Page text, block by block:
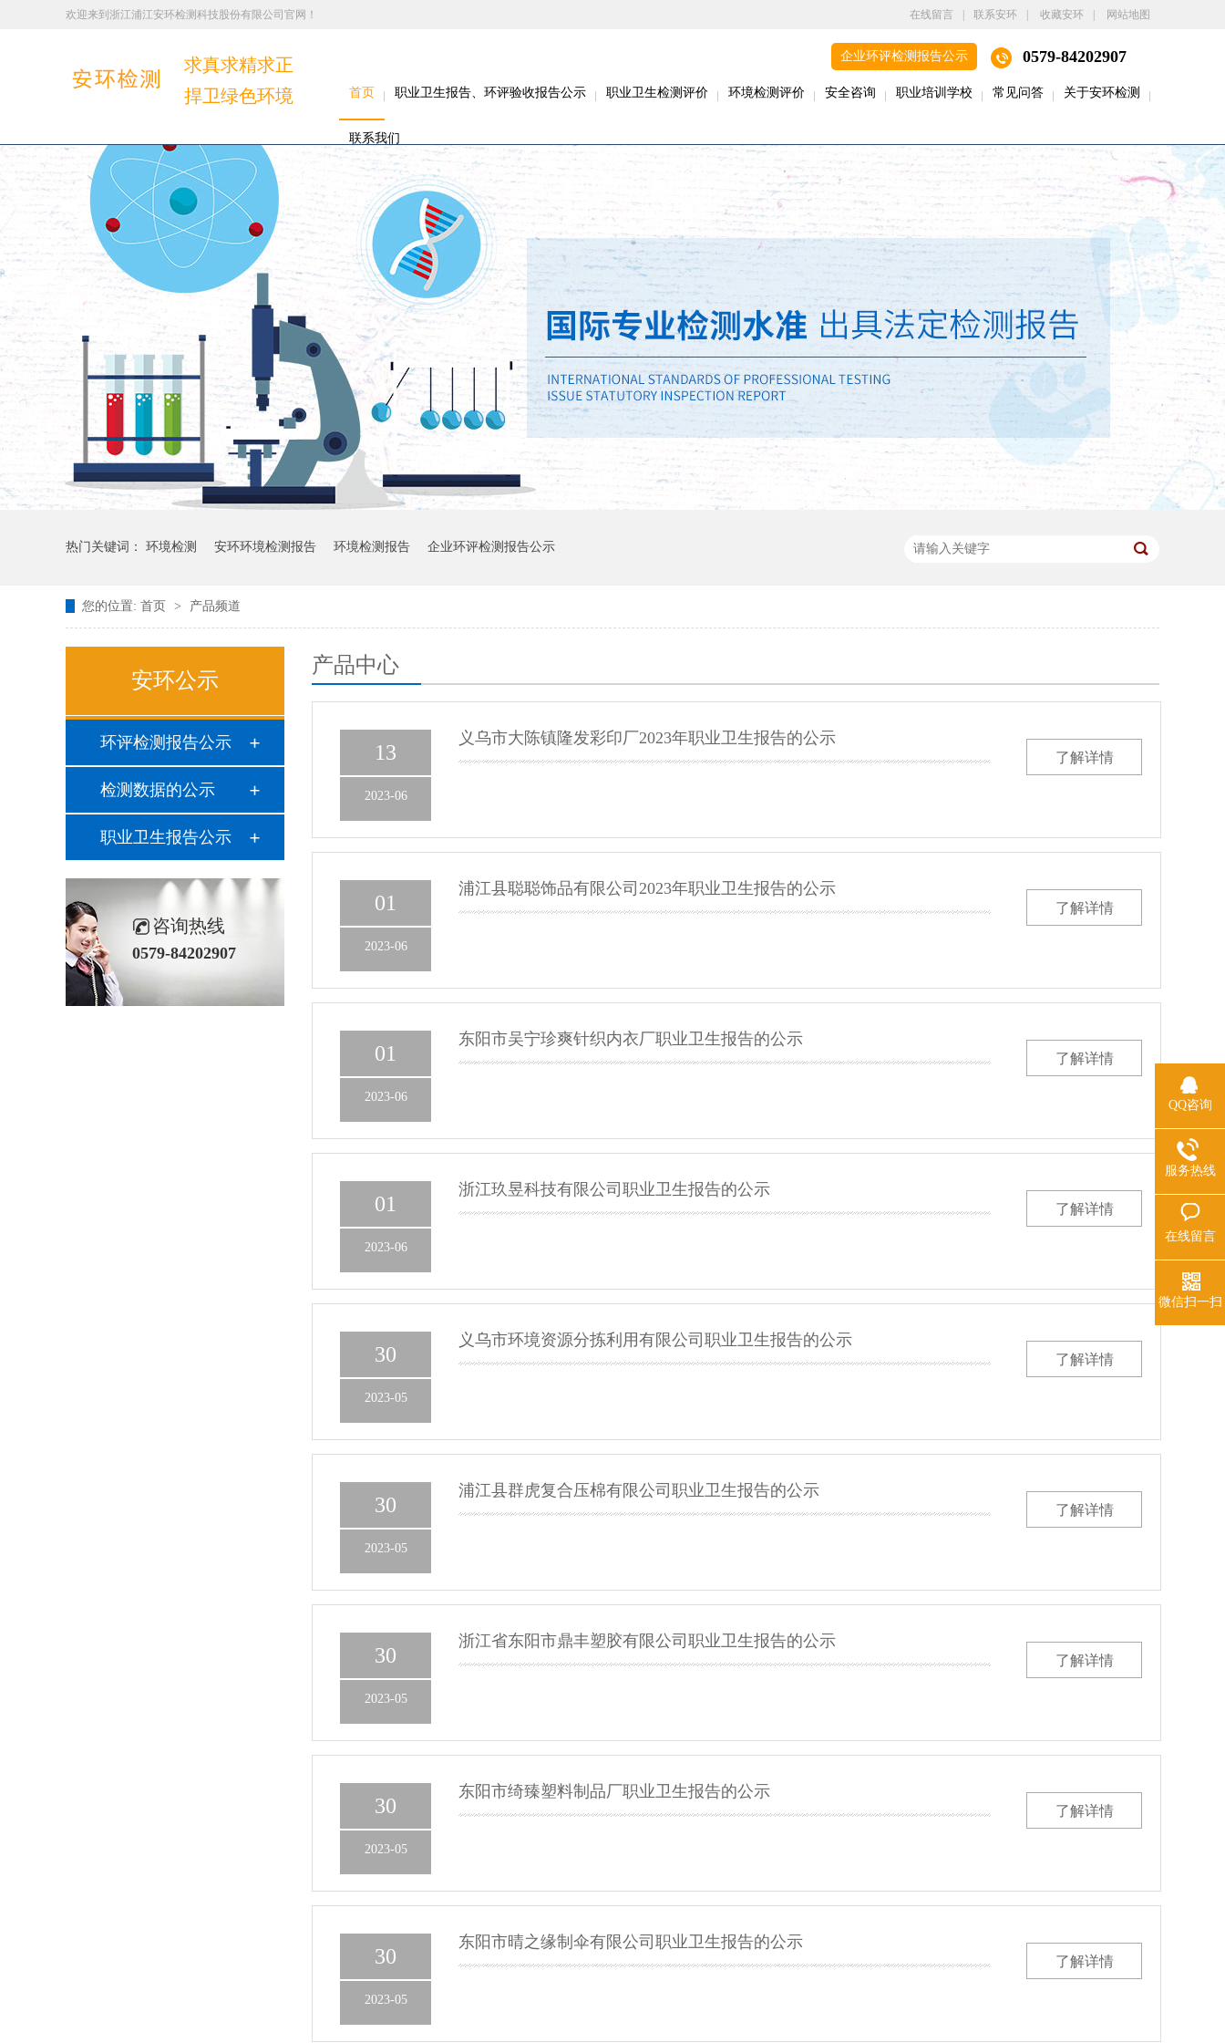
在线留言 联系安环 收藏安环 网站地图
欢迎来到浙江浦江安环检测科技股份有限公司官网！
求真求精求正
捍卫绿色环境
企业环评检测报告公示 0579-84202907
首页 职业卫生报告、环评验收报告公示 职业卫生检测评价 环境检测评价 安全咨询 职业培训学校 常见问答 关于安环检测
联系我们
热门关键词： 环境检测 安环环境检测报告 环境检测报告 企业环评检测报告公示
您的位置: 首页 > 产品频道
安环公示
环评检测报告公示
检测数据的公示
职业卫生报告公示
咨询热线
0579-84202907
产品中心
13
2023-06
义乌市大陈镇隆发彩印厂2023年职业卫生报告的公示
了解详情
01
2023-06
浦江县聪聪饰品有限公司2023年职业卫生报告的公示
了解详情
01
2023-06
东阳市吴宁珍爽针织内衣厂职业卫生报告的公示
了解详情
01
2023-06
浙江玖昱科技有限公司职业卫生报告的公示
了解详情
30
2023-05
义乌市环境资源分拣利用有限公司职业卫生报告的公示
了解详情
30
2023-05
浦江县群虎复合压棉有限公司职业卫生报告的公示
了解详情
30
2023-05
浙江省东阳市鼎丰塑胶有限公司职业卫生报告的公示
了解详情
30
2023-05
东阳市绮臻塑料制品厂职业卫生报告的公示
了解详情
30
2023-05
东阳市晴之缘制伞有限公司职业卫生报告的公示
了解详情
QQ咨询
服务热线
在线留言
微信扫一扫